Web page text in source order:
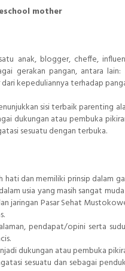
mother
anak, blogger, cheffe,
gerakan pangan, antara
kepeduliannya terhadap
sisi terbaik parenting
dukungan atau pembuka
sesuatu dengan terbuka.
dan memiliki prinsip dalam
usia yang masih sangat
jaringan Pasar Sehat
pendapat/opini serta
dukungan atau pembuka
sesuatu dan sebagai